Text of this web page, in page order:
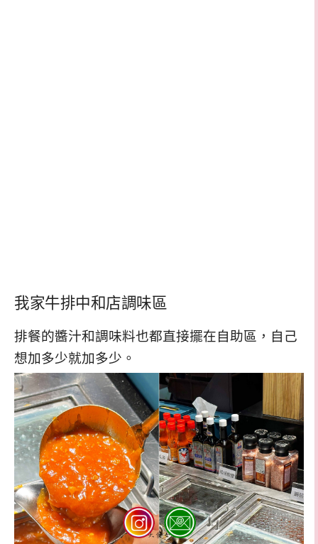
我家牛排中和店調味區
排餐的醬汁和調味料也都直接擺在自助區，自己
想加多少就加多少。